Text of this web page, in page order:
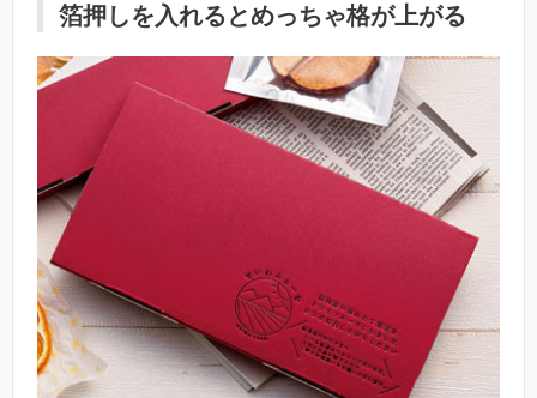
箔押しを入れるとめっちゃ格が上がる